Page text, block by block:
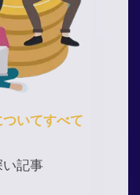
いてすべて
記事